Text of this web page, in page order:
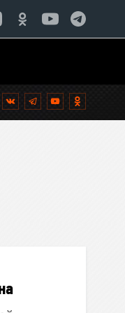
Вконтакте
Telegram
YouTube